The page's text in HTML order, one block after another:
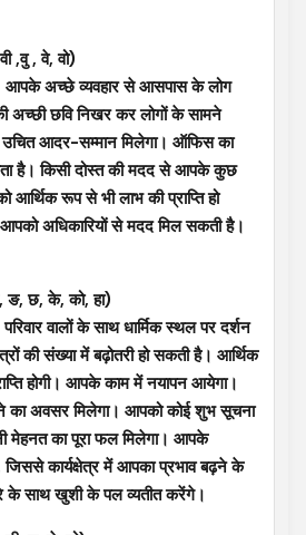
,वु , वे, वो)
आपके अच्छे व्यवहार से आसपास के लोग
छवि निखर कर लोगों के सामने
आदर-सम्मान मिलेगा। ऑफिस का
है। किसी दोस्त की मदद से आपके कुछ
आर्थिक रूप से भी लाभ की प्राप्ति हो
अधिकारियों से मदद मिल सकती है।
ङ, छ, के, को, हा)
वालों के साथ धार्मिक स्थल पर दर्शन
की संख्या में बढ़ोतरी हो सकती है। आर्थिक
होगी। आपके काम में नयापन आयेगा।
का अवसर मिलेगा। आपको कोई शुभ सूचना
मेहनत का पूरा फल मिलेगा। आपके
जिससे कार्यक्षेत्र में आपका प्रभाव बढ़ने के
साथ खुशी के पल व्यतीत करेंगे।